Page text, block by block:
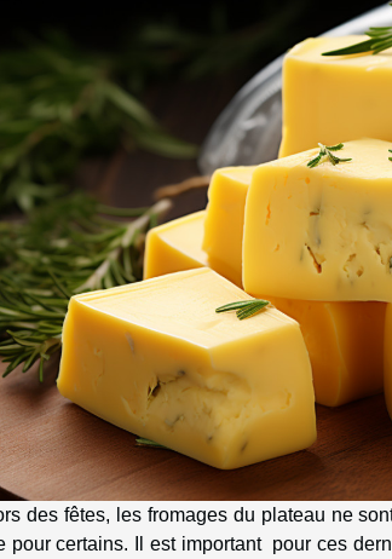
des fêtes, les fromages du plateau ne
pour certains. Il est important pour ces